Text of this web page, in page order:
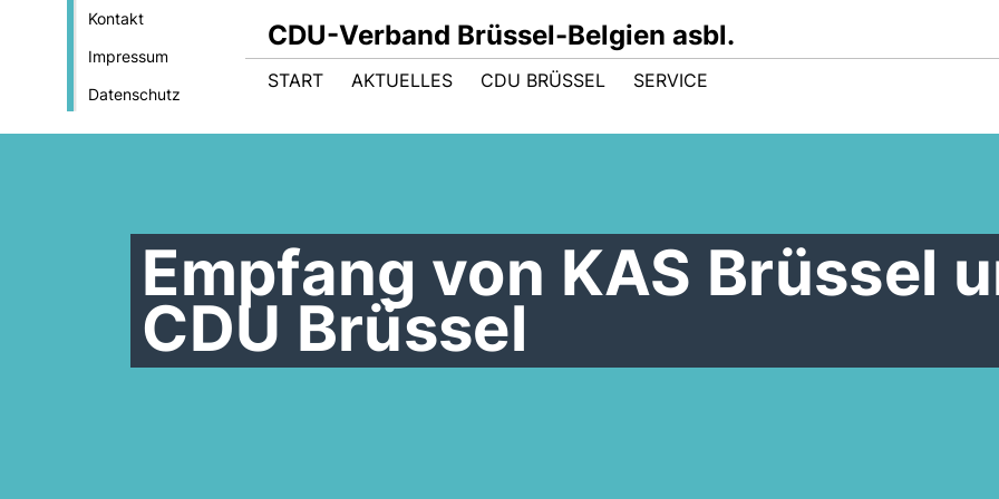
Kontakt
Impressum
Datenschutz
CDU-Verband Brüssel-Belgien asbl.
START AKTUELLES CDU BRÜSSEL SERVICE
Empfang von KAS Brüssel
CDU Brüssel